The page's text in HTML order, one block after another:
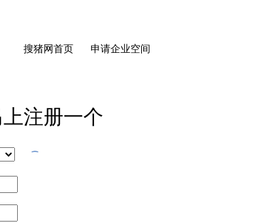
搜猪网首页 申请企业空间
注册一个